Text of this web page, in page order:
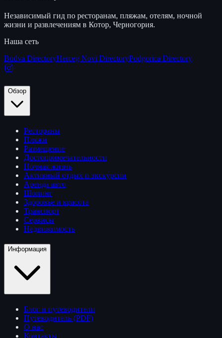
Независимый гид по ресторанам, пляжам, отелям, ночной
жизни и развлечениям в Котор, Черногория.
Наша сеть
Budva DirectoryHerceg Novi DirectoryPodgorica Directory
Обзор
Рестораны
Пляжи
Размещение
Достопримечательности
Ночная жизнь
Активный отдых и экскурсии
Аренда авто
Шопинг
Здоровье и красота
Транспорт
Сервисы
Недвижимость
Информация
Блог и путеводители
Путеводитель (PDF)
О нас
Контакты